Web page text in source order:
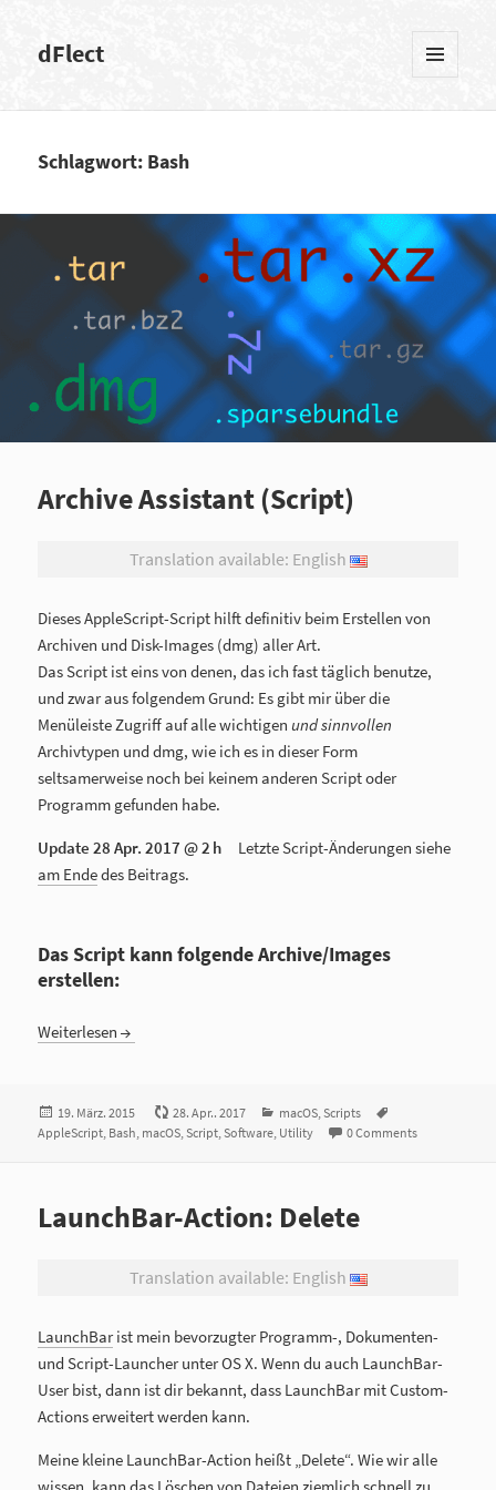
dFlect
Schlagwort: Bash
Archive Assistant (Script)
Translation available: English
Dieses AppleScript-Script hilft definitiv beim Erstellen von
Archiven und Disk-Images (dmg) aller Art.
Das Script ist eins von denen, das ich fast täglich benutze,
und zwar aus folgendem Grund: Es gibt mir über die
Menüleiste Zugriff auf alle wichtigenund sinnvollen
Archivtypen und dmg, wie ich es in dieser Form
seltsamerweise noch bei keinem anderen Script oder
Programm gefunden habe.
Update28 Apr. 2017 @ 2 h Letzte Script-Änderungen siehe
am Endedes Beitrags.
Das Script kann folgende Archive/Images
erstellen:
Weiterlesen
Veröffentlicht
am
19. März. 2015 28. Apr.. 2017 Kategorien
macOS ,Scripts
AppleScript Bash macOS ,Script ,Software Utility 0 Comments
LaunchBar-Action: Delete
Translation available: English
LaunchBarist mein bevorzugter Programm-, Dokumenten-
und Script-Launcher unter OS X. Wenn du auch LaunchBar-
User bist, dann ist dir bekannt, dass LaunchBar mit Custom-
Actions erweitert werden kann.
Meine kleine LaunchBar-Action heißt „Delete“. Wie wir alle